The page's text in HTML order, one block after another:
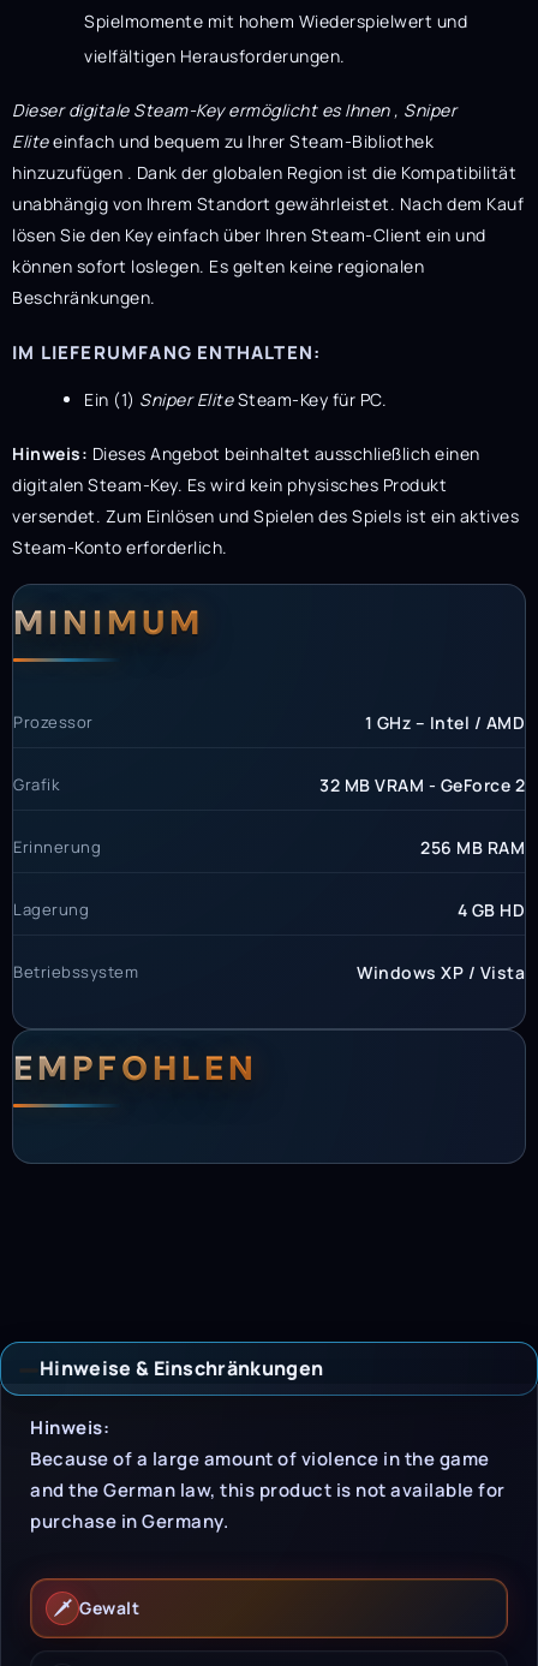
Spielmomente mit hohem Wiederspielwert und
vielfältigen Herausforderungen.
Dieser digitale Steam-Key ermöglicht es Ihnen , Sniper
Eliteeinfach und bequem zu Ihrer Steam-Bibliothek
hinzuzufügen . Dank der globalen Region ist die Kompatibilität
unabhängig von Ihrem Standort gewährleistet. Nach dem Kauf
lösen Sie den Key einfach über Ihren Steam-Client ein und
können sofort loslegen. Es gelten keine regionalen
Beschränkungen.
IM LIEFERUMFANG ENTHALTEN:
Ein (1) Sniper EliteSteam-Key für PC.
Hinweis: Dieses Angebot beinhaltet ausschließlich einen
digitalen Steam-Key. Es wird kein physisches Produkt
versendet. Zum Einlösen und Spielen des Spiels ist ein aktives
Steam-Konto erforderlich.
MINIMUM
Prozessor 1 GHz – Intel / AMD
Grafik 32 MB VRAM - GeForce 2
Erinnerung 256 MB RAM
Lagerung 4 GB HD
Betriebssystem Windows XP / Vista
EMPFOHLEN
Hinweise & Einschränkungen
Hinweise &
Hinweis:
Because of a large amount of violence in the game
and the German law, this product is not available for
purchase in Germany.
🗡️ Gewalt